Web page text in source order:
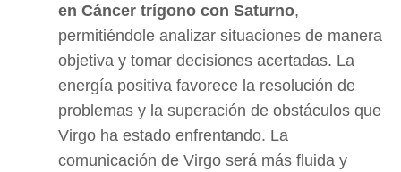
en Cáncer trígono con Saturno,
permitiéndole analizar situaciones de manera
objetiva y tomar decisiones acertadas. La
energía positiva favorece la resolución de
problemas y la superación de obstáculos que
Virgo ha estado enfrentando. La
comunicación de Virgo será más fluida y